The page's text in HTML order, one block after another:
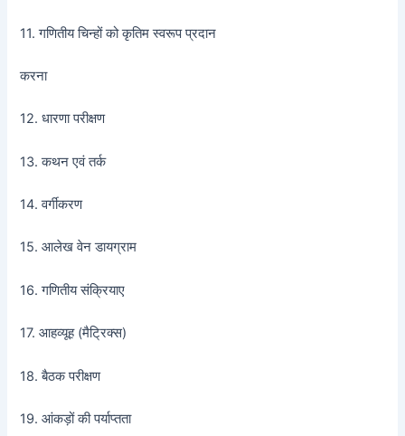
11. गणितीय चिन्हों को कृतिम स्वरूप प्रदान
करना
12. धारणा परीक्षण
13. कथन एवं तर्क
14. वर्गीकरण
15. आलेख वेन डायग्राम
16. गणितीय संक्रियाए
17. आहव्यूह (मैट्रिक्स)
18. बैठक परीक्षण
19. आंकड़ों की पर्याप्तता